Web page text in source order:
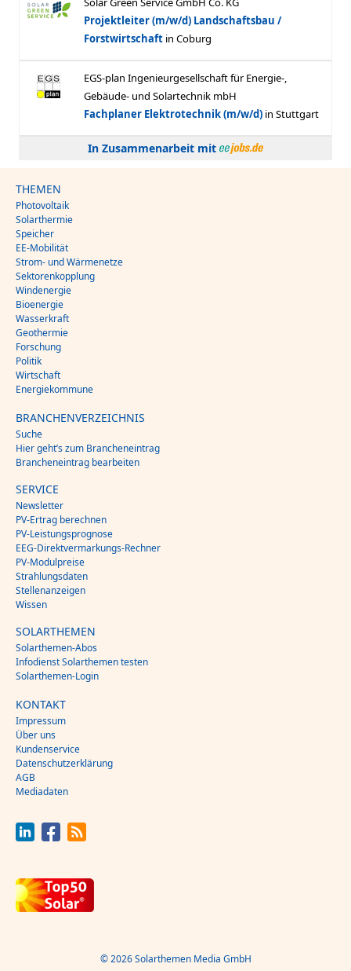
In Zusammenarbeit mit
THEMEN
Photovoltaik
Solarthermie
Speicher
EE-Mobilität
Strom- und Wärmenetze
Sektorenkopplung
Windenergie
Bioenergie
Wasserkraft
Geothermie
Forschung
Politik
Wirtschaft
Energiekommune
BRANCHENVERZEICHNIS
Suche
Hier geht’s zum Brancheneintrag
Brancheneintrag bearbeiten
SERVICE
Newsletter
PV-Ertrag berechnen
PV-Leistungsprognose
EEG-Direktvermarkungs-Rechner
PV-Modulpreise
Strahlungsdaten
Stellenanzeigen
Wissen
SOLARTHEMEN
Solarthemen-Abos
Infodienst Solarthemen testen
Solarthemen-Login
KONTAKT
Impressum
Über uns
Kundenservice
Datenschutzerklärung
AGB
Mediadaten
© 2026 Solarthemen Media GmbH